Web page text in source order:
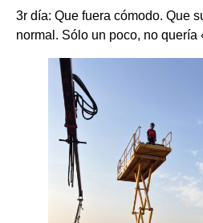
3r día: Que fuera cómodo. Que
normal. Sólo un poco, no quería